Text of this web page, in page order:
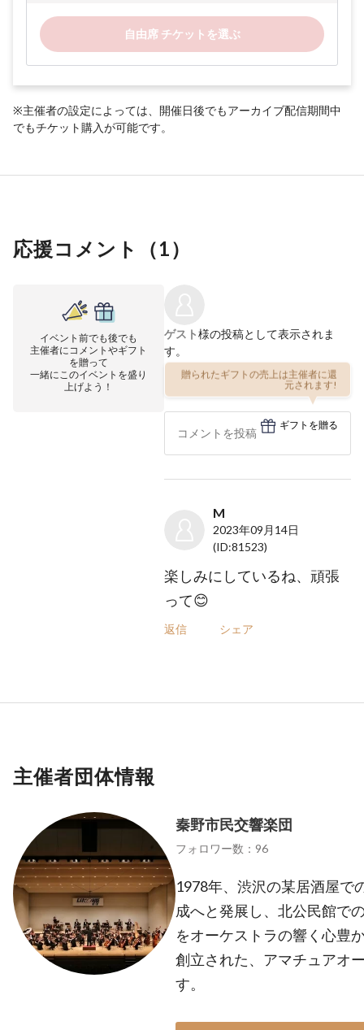
自由席 チケットを選ぶ
※主催者の設定によっては、開催日後でもアーカイブ配信期間中
でもチケット購入が可能です。
応援コメント（1）
イベント前でも後でも
主催者にコメントやギフト
を贈って
一緒にこのイベントを盛り
上げよう！
ゲスト様の投稿として表示されま
す。
贈られたギフトの売上は主催者に還
元されます!
ギフトを贈る
M
2023年09月14日
(ID:81523)
楽しみにしているね、頑張
って😊
返信 シェア
主催者団体情報
秦野市民交響楽団
フォロワー数：96
1978年、渋沢の某居酒屋で
成へと発展し、北公民館で
をオーケストラの響く心豊
創立された、アマチュアオ
す。